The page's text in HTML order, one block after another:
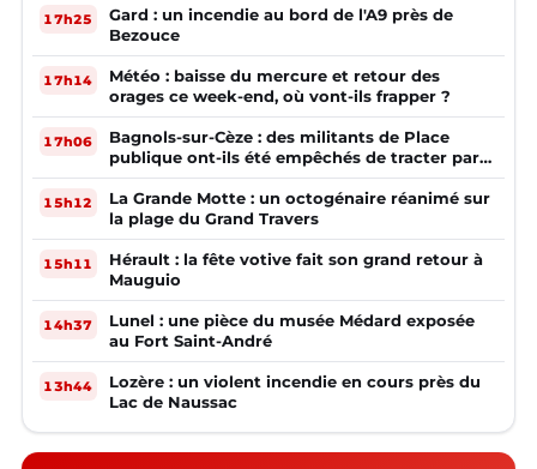
17h25
Gard : un incendie au bord de l'A9 près de
Bezouce
17h14
Météo : baisse du mercure et retour des
orages ce week-end, où vont-ils frapper ?
17h06
Bagnols-sur-Cèze : des militants de Place
publique ont-ils été empêchés de tracter par
la mairie ?
15h12
La Grande Motte : un octogénaire réanimé sur
la plage du Grand Travers
15h11
Hérault : la fête votive fait son grand retour à
Mauguio
14h37
Lunel : une pièce du musée Médard exposée
au Fort Saint-André
13h44
Lozère : un violent incendie en cours près du
Lac de Naussac